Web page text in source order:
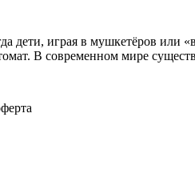
дети, играя в мушкетёров
В современном мире